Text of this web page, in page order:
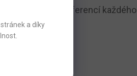
a díky
volbu podle preferencí každého